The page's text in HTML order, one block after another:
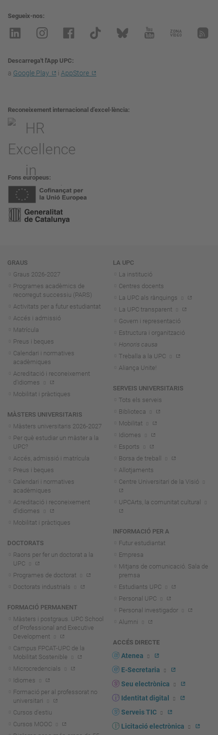
Segueix-nos
Descarrega't l'App UPC
a Google Play i AppStore
Reconeixement internacional d’excel·lència
Fons europeus
Navegació
GRAUS
Graus 2026-2027
Programes acadèmics de
recorregut successiu (PARS)
Activitats per a futur estudiantat
Accés i admissió
Matrícula
Preus i beques
Calendari i normatives
acadèmiques
Acreditació i reconeixement
d'idiomes
Mobilitat i pràctiques
MÀSTERS UNIVERSITARIS
Màsters universitaris 2026-2027
Per què estudiar un màster a la
UPC?
Accés, admissió i matrícula
Preus i beques
Calendari i normatives
acadèmiques
Acreditació i reconeixement
d'idiomes
Mobilitat i pràctiques
DOCTORATS
Raons per fer un doctorat a la
UPC
Programes de doctorat
Doctorats industrials
FORMACIÓ PERMANENT
Màsters i postgraus. UPC School
of Professional and Executive
Development
Campus FPCAT-UPC de la
Mobilitat Sostenible
Microcredencials
Idiomes
Formació per al professorat no
universitari
Cursos d'estiu
Cursos MOOC
LA UPC
La institució
Centres docents
La UPC als rànquings
La UPC transparent
Govern i representació
Estructura i organització
Honoris causa
Treballa a la UPC
Aliança Unite!
SERVEIS UNIVERSITARIS
Tots els serveis
Biblioteca
Mobilitat
Idiomes
Esports
Borsa de treball
Allotjaments
Centre Universitari de la Visió
UPCArts, la comunitat cultural
INFORMACIÓ PER A
Futur estudiantat
Empresa
Mitjans de comunicació. Sala de
premsa
Estudiants UPC
Personal UPC
Personal investigador
Alumni
ACCÉS DIRECTE
Atenea
E-Secretaria
Seu electrònica
Identitat digital
Serveis TIC
Licitació electrònica